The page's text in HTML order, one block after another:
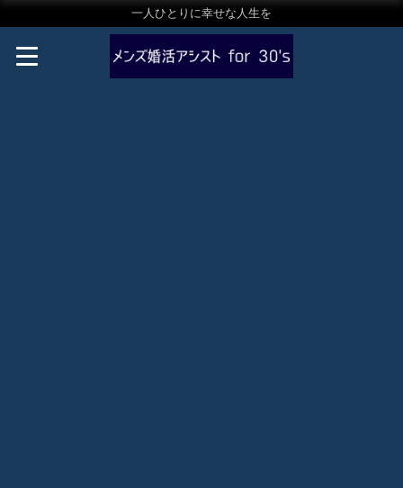
一人ひとりに幸せな人生を